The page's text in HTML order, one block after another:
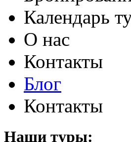
Календарь
О нас
Контакты
Блог
Контакты
Наши туры: